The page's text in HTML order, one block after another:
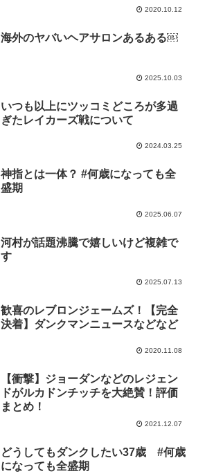
2020.10.12
海外のヤバいヘアサロンあるある￼
2025.10.03
いつも以上にツッコミどころが多過
ぎたレイカーズ戦について
2024.03.25
神指とは一体？ #何歳になっても全
盛期
2025.06.07
河村が話題沸騰で嬉しいけど複雑で
す
2025.07.13
歓喜のレブロンジェームズ！【完全
決着】ダンクマンニュースなどなど
2020.11.08
【衝撃】ジョーダンなどのレジェン
ドがルカドンチッチを大絶賛！評価
まとめ！
2021.12.07
どうしてもダンクしたい37歳 #何歳
になっても全盛期